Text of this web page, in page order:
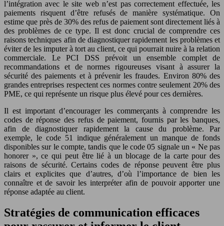
l’intégration avec le site web n’est pas correctement effectuée, les
paiements risquent d’être refusés de manière systématique. On
estime que près de 30% des refus de paiement sont directement liés à
des problèmes de ce type. Il est donc crucial de comprendre ces
raisons techniques afin de diagnostiquer rapidement les problèmes et
éviter de les imputer à tort au client, ce qui pourrait nuire à la relation
commerciale. Le PCI DSS prévoit un ensemble complet de
recommandations et de normes rigoureuses visant à assurer la
sécurité des paiements et à prévenir les fraudes. Environ 80% des
grandes entreprises respectent ces normes contre seulement 20% des
PME, ce qui représente un risque plus élevé pour ces dernières.
Il est important d’encourager les commerçants à comprendre les
codes de réponse des refus de paiement, fournis par les banques,
afin de diagnostiquer rapidement la cause du problème. Par
exemple, le code 51 indique généralement un manque de fonds
disponibles sur le compte, tandis que le code 05 signale un « Ne pas
honorer », ce qui peut être lié à un blocage de la carte pour des
raisons de sécurité. Certains codes de réponse peuvent être plus
clairs et explicites que d’autres, d’où l’importance de bien les
connaître et de savoir les interpréter afin de pouvoir apporter une
réponse adaptée au client.
Stratégies de communication efficaces